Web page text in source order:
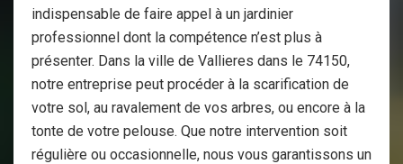
indispensable de faire appel à un jardinier
professionnel dont la compétence n’est plus à
présenter. Dans la ville de Vallieres dans le 74150,
notre entreprise peut procéder à la scarification de
votre sol, au ravalement de vos arbres, ou encore à la
tonte de votre pelouse. Que notre intervention soit
régulière ou occasionnelle, nous vous garantissons un